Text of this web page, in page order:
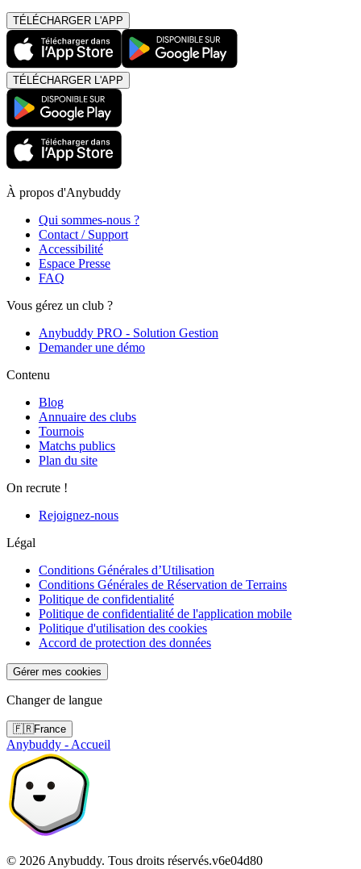
TÉLÉCHARGER L'APP
TÉLÉCHARGER L'APP
À propos d'Anybuddy
Qui sommes-nous ?
Contact / Support
Accessibilité
Espace Presse
FAQ
Vous gérez un club ?
Anybuddy PRO - Solution Gestion
Demander une démo
Contenu
Blog
Annuaire des clubs
Tournois
Matchs publics
Plan du site
On recrute !
Rejoignez-nous
Légal
Conditions Générales d’Utilisation
Conditions Générales de Réservation de Terrains
Politique de confidentialité
Politique de confidentialité de l'application mobile
Politique d'utilisation des cookies
Accord de protection des données
Gérer mes cookies
Changer de langue
🇫🇷France
Anybuddy - Accueil
© 2026 Anybuddy. Tous droits réservés.v6e04d80